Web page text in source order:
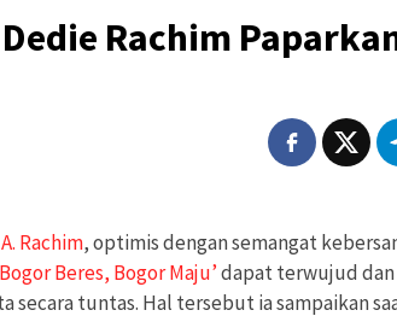
Rachim
Rachim, optimis dengan semangat
Bogor Beres, Bogor Maju’dapat terwujud
secara tuntas. Hal tersebut ia sampaikan